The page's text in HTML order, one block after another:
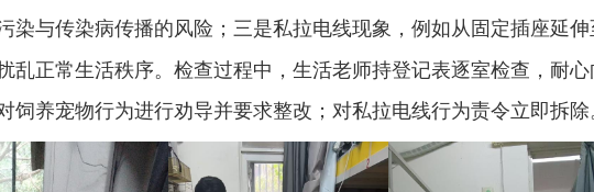
与传染病传播的风险；三是私拉电线现象，例如从固定插座延
乱正常生活秩序。 检查过程中， 生活老师持登记表逐室检查，耐
养宠物行为进行劝导并要求整改；对私拉电线行为责令立即拆除